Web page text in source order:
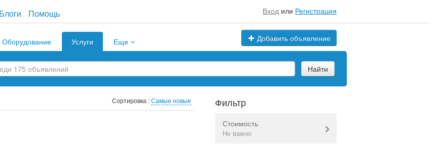
Блоги Помощь Вход или Регистрация
Добавить объявление
Оборудование Услуги Еще
Найти
Сортировка :Самые новые Фильтр
Стоимость
Не важно